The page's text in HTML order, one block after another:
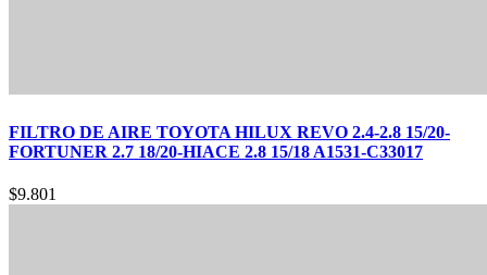
FILTRO DE AIRE TOYOTA HILUX REVO 2.4-2.8 15/20-
FORTUNER 2.7 18/20-HIACE 2.8 15/18 A1531-C33017
$9.801